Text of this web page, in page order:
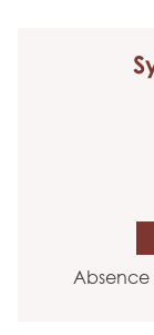
Absence